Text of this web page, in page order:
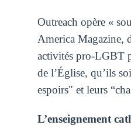
Outreach opère «
America Magazine,
activités pro-LGBT
de l’Église, qu’ils
espoirs" et leurs
L’enseignement